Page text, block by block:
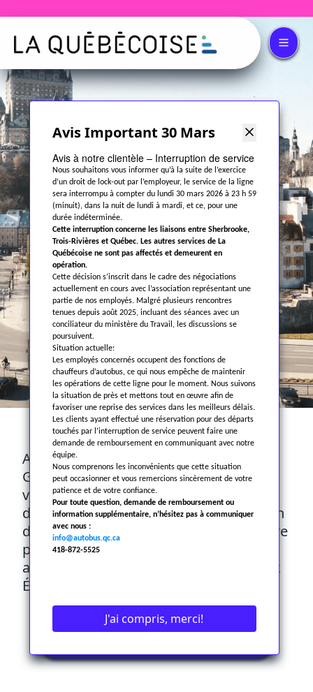
À PROPOS
Autobus La Québécoise fait partie du
Groupe La Québécoise, composé d’une
vingtaine de sociétés actives dans le
domaine du transport terrestre et aérien
de personnes. La société a pour territoire
principal le Québec mais elle étend ses
activités à la grandeur du Canada et aux
État-Unis
Avis Important 30 Mars
Avis à notre clientèle – Interruption de service
Nous souhaitons vous informer qu’à la suite de l’exercice
d’un droit de lock-out par l’employeur, le service de la ligne
sera interrompu à compter du lundi 30 mars 2026 à 23 h 59
(minuit), dans la nuit de lundi à mardi, et ce, pour une
durée indéterminée.
Cette interruption concerne les liaisons entre Sherbrooke,
Trois-Rivières et Québec. Les autres services de La
Québécoise ne sont pas affectés et demeurent en
opération.
Cette décision s’inscrit dans le cadre des négociations
actuellement en cours avec l’association représentant une
partie de nos employés. Malgré plusieurs rencontres
tenues depuis août 2025, incluant des séances avec un
conciliateur du ministère du Travail, les discussions se
poursuivent.
Situation actuelle:
Les employés concernés occupent des fonctions de
chauffeurs d’autobus, ce qui nous empêche de maintenir
les opérations de cette ligne pour le moment. Nous suivons
la situation de près et mettons tout en œuvre afin de
favoriser une reprise des services dans les meilleurs délais.
Les clients ayant effectué une réservation pour des départs
touchés par l’interruption de service peuvent faire une
demande de remboursement en communiquant avec notre
équipe.
Nous comprenons les inconvénients que cette situation
peut occasionner et vous remercions sincèrement de votre
patience et de votre confiance.
Pour toute question, demande de remboursement ou
information supplémentaire, n’hésitez pas à communiquer
avec nous :
info@autobus.qc.ca
418-872-5525
J'ai compris, merci!